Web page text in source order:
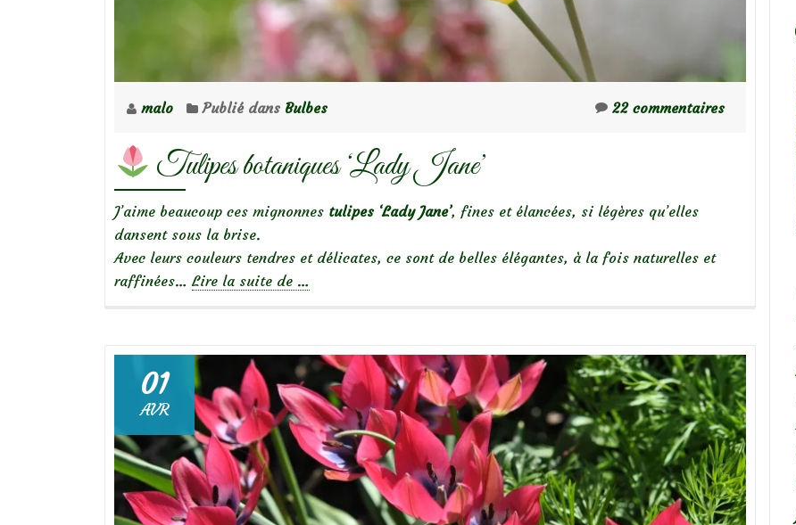
malo Publié dans Bulbes 22 commentaires
Tulipes botaniques ‘Lady Jane’
J’aime beaucoup ces mignonnes tulipes ‘Lady Jane’, fines et élancées, si légères qu’elles
dansent sous la brise.
Avec leurs couleurs tendres et délicates, ce sont de belles élégantes, à la fois naturelles et
raffinées… Lire la suite de à
Tulipes
botaniques
‘Lady
Jane’
…
01
AVR